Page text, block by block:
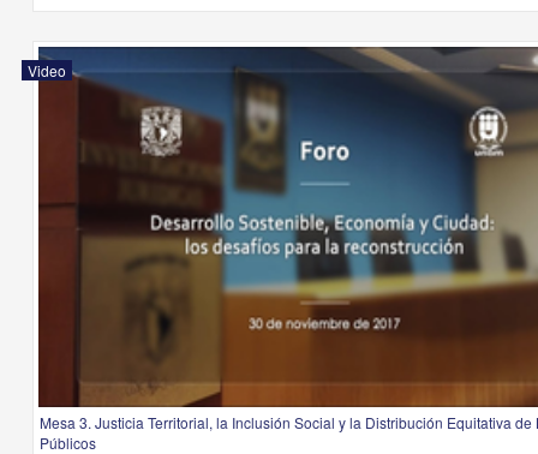
Video
Mesa 3. Justicia Territorial, la Inclusión Social y la Distribución Equitativa de
Públicos